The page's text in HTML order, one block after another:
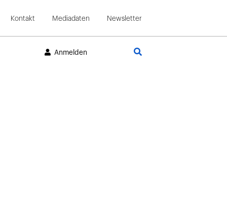
Kontakt Mediadaten Newsletter
Anmelden